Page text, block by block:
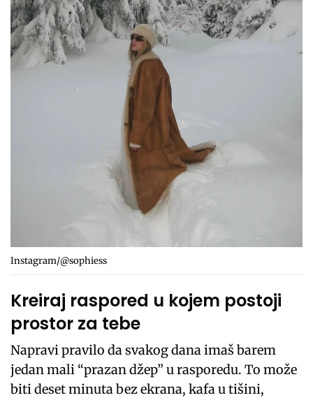
Instagram/@sophiess
Kreiraj raspored u kojem postoji
prostor za tebe
Napravi pravilo da svakog dana imaš barem
jedan mali “prazan džep” u rasporedu. To može
biti deset minuta bez ekrana, kafa u tišini,